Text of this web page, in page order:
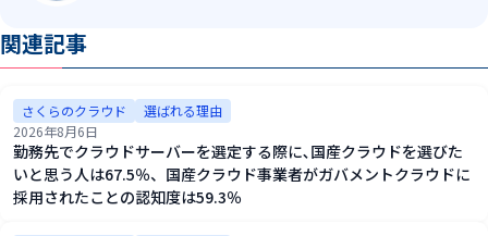
関連記事
さくらのクラウド
選ばれる理由
2026年8月6日
勤務先でクラウドサーバーを選定する際に､国産クラウドを選びた
いと思う人は67.5％、国産クラウド事業者がガバメントクラウドに
採用されたことの認知度は59.3％